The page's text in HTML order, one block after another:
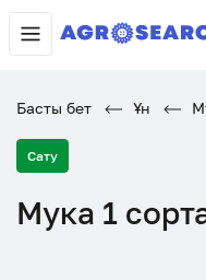
Басты бет Ұн
Сату
Мука 1